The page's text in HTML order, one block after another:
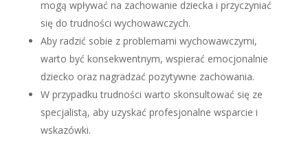
mogą wpływać na zachowanie dziecka i przyczyniać
się do trudności wychowawczych.
Aby radzić sobie z problemami wychowawczymi,
warto być konsekwentnym, wspierać emocjonalnie
dziecko oraz nagradzać pozytywne zachowania.
W przypadku trudności warto skonsultować się ze
specjalistą, aby uzyskać profesjonalne wsparcie i
wskazówki.